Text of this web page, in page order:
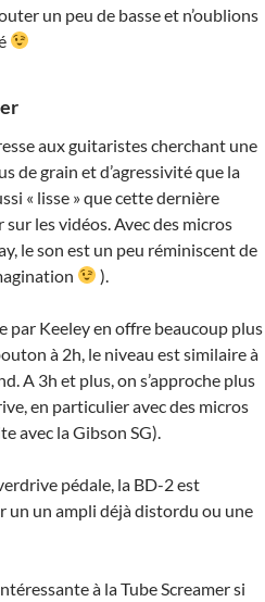
un peu de basse et n’oublions
aux guitaristes cherchant une
de grain et d’agressivité que la
« lisse » que cette dernière
les vidéos. Avec des micros
le son est un peu réminiscent de
).
par Keeley en offre beaucoup plus
à 2h, le niveau est similaire à
A 3h et plus, on s’approche plus
en particulier avec des micros
avec la Gibson SG).
pédale, la BD-2 est
un un ampli déjà distordu ou une
à la Tube Screamer si